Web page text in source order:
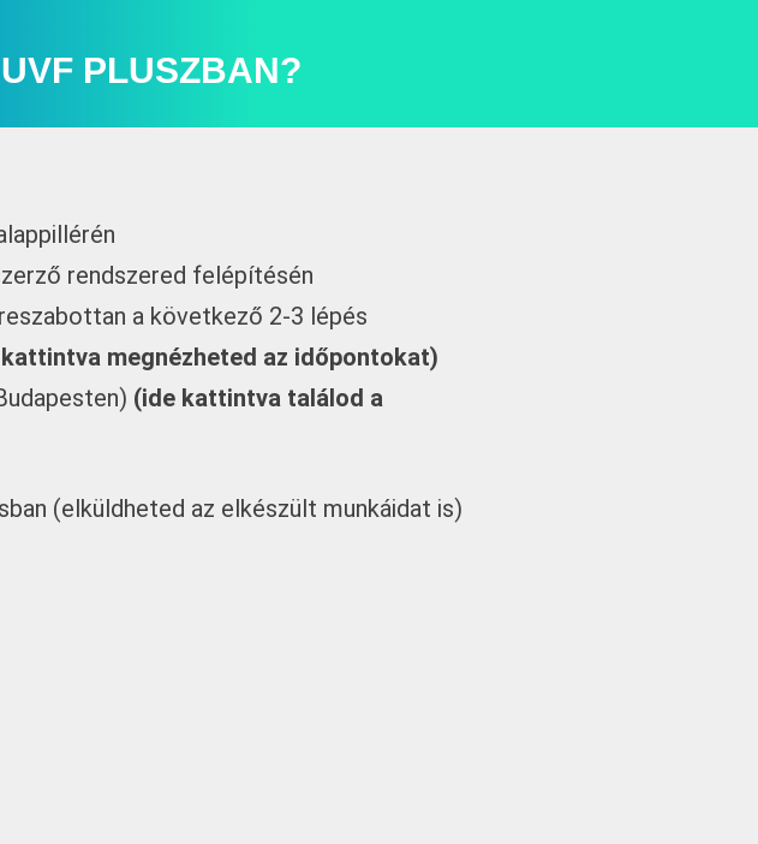
PLUSZBAN?
rendszered felépítésén
a következő 2-3 lépés
megnézheted az időpontokat)
(ide kattintva találod a
(elküldheted az elkészült munkáidat is)